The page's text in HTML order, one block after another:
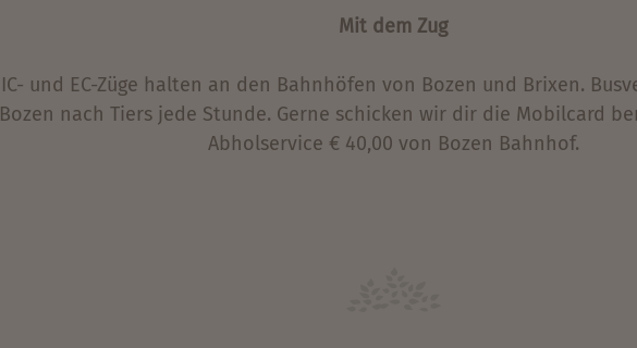
Mit dem Zug
IC- und EC-Züge halten an den Bahnhöfen von Bozen und Brixen.
Bozen nach Tiers jede Stunde. Gerne schicken wir dir die Mobilcard
Abholservice € 40,00 von Bozen Bahnhof.